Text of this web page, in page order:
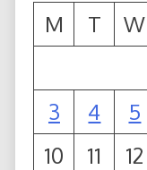
M
T W
3
4 5
10
11 12